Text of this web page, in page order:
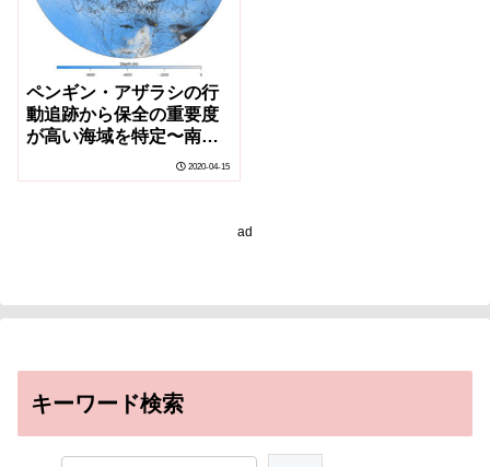
ペンギン・アザラシの行
動追跡から保全の重要度
が高い海域を特定〜南極
海の生態系保全の推進へ
向けて
2020-04-15
ad
キーワード検索